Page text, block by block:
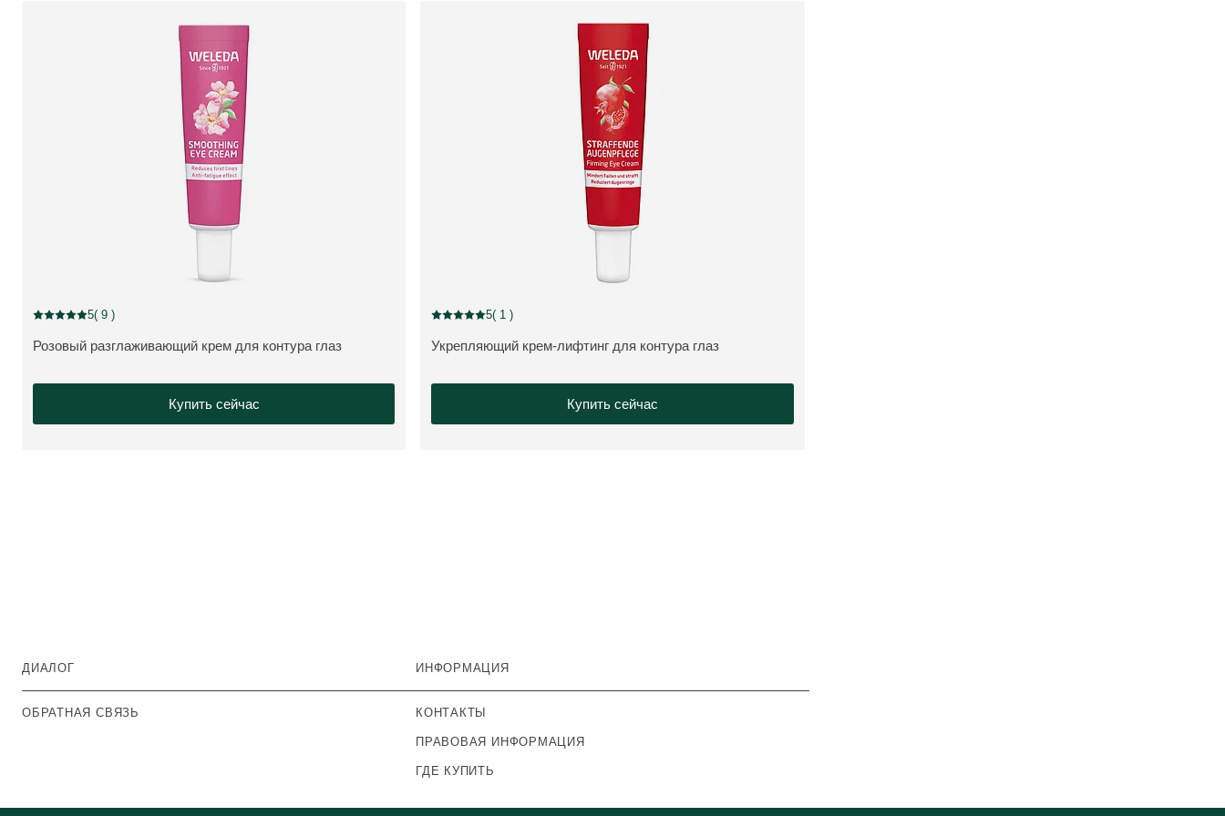
ПОДРОБНЕЕ:
Розовый разглаживающий крем для контура глаз
Current rating: 5 out of 5 stars rated by 9 customers
5( 9 )
Купить сейчас
ПОДРОБНЕЕ:
Укрепляющий крем-лифтинг для контура глаз
Current rating: 5 out of 5 stars rated by 1 customers
5( 1 )
Купить сейчас
ДИАЛОГ
ОБРАТНАЯ СВЯЗЬ
ИНФОРМАЦИЯ
КОНТАКТЫ
ПРАВОВАЯ ИНФОРМАЦИЯ
ГДЕ КУПИТЬ